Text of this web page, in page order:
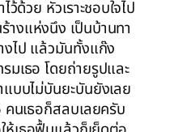
ว้ด้วย หัวเราะชอบใจไป
งแห่งนึง เป็นบ้านทา
งไป แล้วมันทั้งแก๊ง
มเธอ โดยถ่ายรูปและ
แบบไม่บันยะบันยังเลย
คนเธอก็สลบเลยครับ